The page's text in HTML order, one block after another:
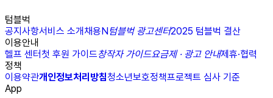
텀블벅
공지사항서비스 소개채용N텀블벅 광고센터2025 텀블벅 결산
이용안내
헬프 센터첫 후원 가이드창작자 가이드요금제 · 광고 안내제휴·협력
정책
이용약관개인정보처리방침청소년보호정책프로젝트 심사 기준
App